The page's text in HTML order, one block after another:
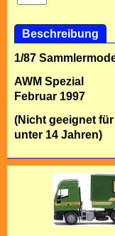
Beschreibung
1/87
AWM Spezial
Februar 1997
(Nicht geeignet
unter 14 Jahren)